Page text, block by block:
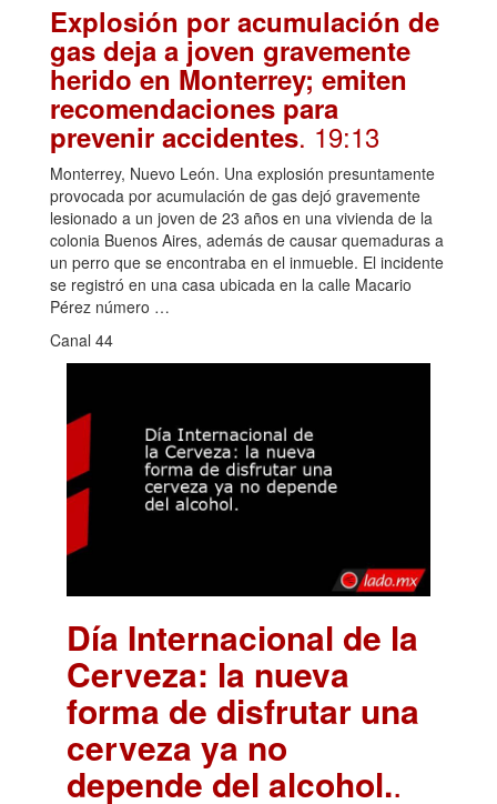
Explosión por acumulación de
gas deja a joven gravemente
herido en Monterrey; emiten
recomendaciones para
prevenir accidentes. 19:13
Monterrey, Nuevo León. Una explosión presuntamente
provocada por acumulación de gas dejó gravemente
lesionado a un joven de 23 años en una vivienda de la
colonia Buenos Aires, además de causar quemaduras a
un perro que se encontraba en el inmueble. El incidente
se registró en una casa ubicada en la calle Macario
Pérez número …
Canal 44
Día Internacional de la
Cerveza: la nueva
forma de disfrutar una
cerveza ya no
depende del alcohol..